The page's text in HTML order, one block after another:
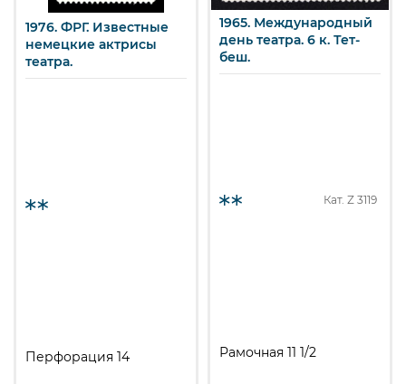
1976. ФРГ. Известные
немецкие актрисы
театра.
Перфорация 14
1965. Международный
день театра. 6 к. Тет-
беш.
Кат. Z 3119
Рамочная 11 1/2